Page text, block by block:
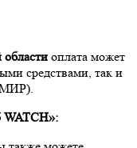
оплата может
средствами, так и
МИР).
WATCH»: